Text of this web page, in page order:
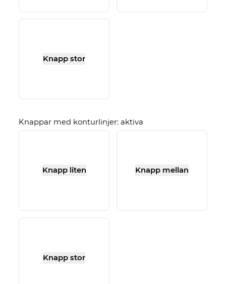
Knapp stor
Knappar med konturlinjer: aktiva
Knapp liten Knapp mellan
Knapp stor